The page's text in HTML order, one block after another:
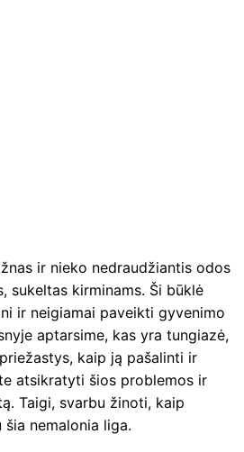
ir nieko nedraudžiantis odos
sukeltas kirminams. Ši būklė
ir neigiamai paveikti gyvenimo
aptarsime, kas yra tungiazė,
kaip ją pašalinti ir
atsikratyti šios problemos ir
Taigi, svarbu žinoti, kaip
nemalonia liga.